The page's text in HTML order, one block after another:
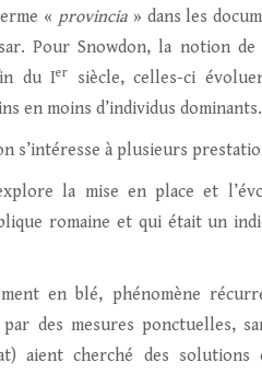
« provincia» dans les
Pour Snowdon, la notion
du Ier
siècle, celles-ci
en moins d’individus dominants.
s’intéresse à plusieurs
la mise en place et
romaine et qui était un
en blé, phénomène
des mesures ponctuelles,
aient cherché des